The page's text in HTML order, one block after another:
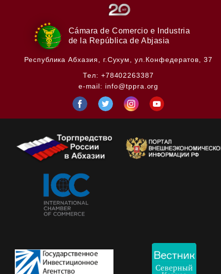
Cámara de Comercio e Industria
de la República de Abjasia
Республика Абхазия,
г.Сухум, ул.Конфедератов, 37
Тел: +78402263387
e-mail: info@tppra.org